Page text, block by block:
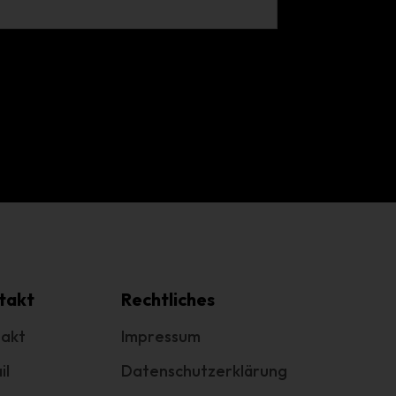
Rechtliches
Impressum
Datenschutzerklärung